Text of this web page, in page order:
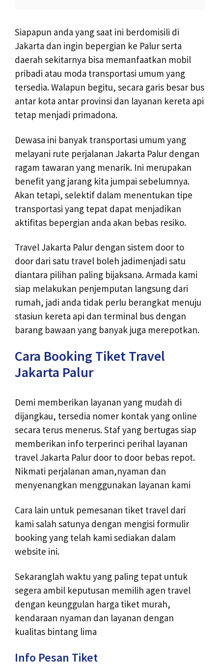
Siapapun anda yang saat ini berdomisili di
Jakarta dan ingin bepergian ke Palur serta
daerah sekitarnya bisa memanfaatkan mobil
pribadi atau moda transportasi umum yang
tersedia. Walapun begitu, secara garis besar bus
antar kota antar provinsi dan layanan kereta api
tetap menjadi primadona.
Dewasa ini banyak transportasi umum yang
melayani rute perjalanan Jakarta Palur dengan
ragam tawaran yang menarik. Ini merupakan
benefit yang jarang kita jumpai sebelumnya.
Akan tetapi, selektif dalam menentukan tipe
transportasi yang tepat dapat menjadikan
aktifitas bepergian anda akan bebas resiko.
Travel Jakarta Palur dengan sistem door to
door dari satu travel boleh jadimenjadi satu
diantara pilihan paling bijaksana. Armada kami
siap melakukan penjemputan langsung dari
rumah, jadi anda tidak perlu berangkat menuju
stasiun kereta api dan terminal bus dengan
barang bawaan yang banyak juga merepotkan.
Cara Booking Tiket Travel
Jakarta Palur
Demi memberikan layanan yang mudah di
dijangkau, tersedia nomer kontak yang online
secara terus menerus. Staf yang bertugas siap
memberikan info terperinci perihal layanan
travel Jakarta Palur door to door bebas repot.
Nikmati perjalanan aman,nyaman dan
menyenangkan menggunakan layanan kami
Cara lain untuk pemesanan tiket travel dari
kami salah satunya dengan mengisi formulir
booking yang telah kami sediakan dalam
website ini.
Sekaranglah waktu yang paling tepat untuk
segera ambil keputusan memilih agen travel
dengan keunggulan harga tiket murah,
kendaraan nyaman dan layanan dengan
kualitas bintang lima
Info Pesan Tiket